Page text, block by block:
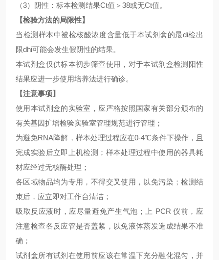
（3）阴性：标本检测结果Ct值＞38或无Ct值。
【检验方法的局限性】
当检测样本中被检核酸浓度含量低于本试剂盒的最di检出
限dhi可能会发生假阴性的结果。
本试剂盒仅供标本初步筛查使用，对于本试剂盒检测阳性
结果应进一步使用培养法进行确诊。
【注意事项】
使用本试剂盒的实验室，应严格按照国家有关部分颁布的
有关基因扩增检验实验室管理规范进行管理；
为避免RNA降解，样本处理过程应在0-4℃条件下操作，且
完成实验后立即上机检测；样本处理过程中使用的器具耗
材应经过无核酶处理；
各区域物品均为专用，不得交叉使用，以免污染；检测结
束后，应立即对工作台清洁；
吸取反应液时，应尽量避免产生气泡；上 PCR 仪前，应
注意检查各反应管是否盖紧，以免液体蒸发造成结果不准
确；
试剂盒所有试剂在使用前应该在常温下充分融化混匀，并